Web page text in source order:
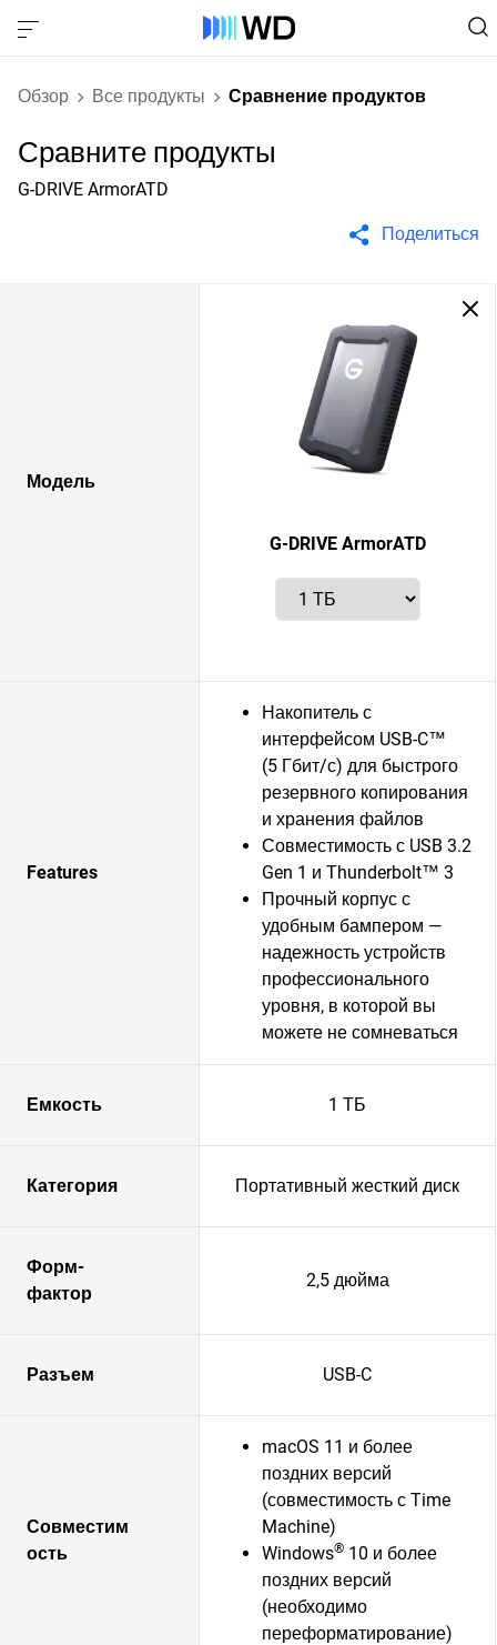
Обзор Все продукты Сравнение продуктов
Сравните продукты
G-DRIVE ArmorATD
Поделиться
Модель
G-DRIVE ArmorATD
Features
Накопитель с
интерфейсом USB-C™
(5 Гбит/с) для быстрого
резервного копирования
и хранения файлов
Совместимость с USB 3.2
Gen 1 и Thunderbolt™ 3
Прочный корпус с
удобным бампером —
надежность устройств
профессионального
уровня, в которой вы
можете не сомневаться
Емкость 1 ТБ
Категория Портативный жесткий диск
Форм-
фактор
2,5 дюйма
Разъем USB-C
Совместим
ость
macOS 11 и более
поздних версий
(совместимость с Time
Machine)
Windows® 10 и более
поздних версий
(необходимо
переформатирование)